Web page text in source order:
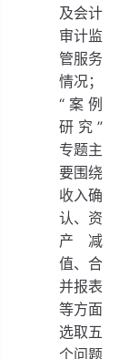
及会计
审计监
管服务
情况；
“案例
研究”
专题主
要围绕
收入确
认、资
产减
值、合
并报表
等方面
选取五
个问题